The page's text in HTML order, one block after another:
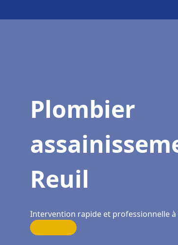
Plombier
Reuil
Intervention rapide et professionnelle à